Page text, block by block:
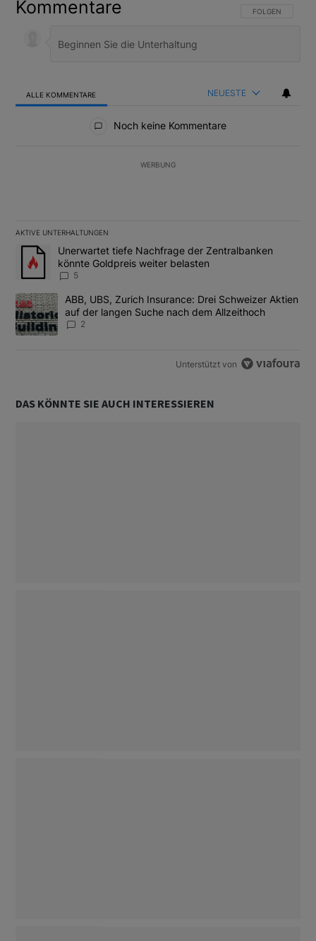
Kommentare FOLGE DIESER
FOLGEN
ALLE KOMMENTARE NEUESTE
Noch keine Kommentare
WERBUNG
AKTIVE UNTERHALTUNGEN
Das Folgende ist eine Liste der am meisten kommentierten
Ein Trendartikel mit dem Titel "Unerwartet tiefe Nachfrage der
Unerwartet tiefe Nachfrage der Zentralbanken
könnte Goldpreis weiter belasten
5
Ein Trendartikel mit dem Titel "ABB, UBS, Zurich Insurance:
ABB, UBS, Zurich Insurance: Drei Schweizer Aktien
auf der langen Suche nach dem Allzeithoch
2
Unterstützt von
DAS KÖNNTE SIE AUCH INTERESSIEREN